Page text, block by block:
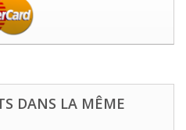
DANS LA MÊME